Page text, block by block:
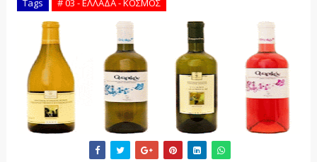
Tags # 03 - ΕΛΛΑΔΑ - ΚΟΣΜΟΣ